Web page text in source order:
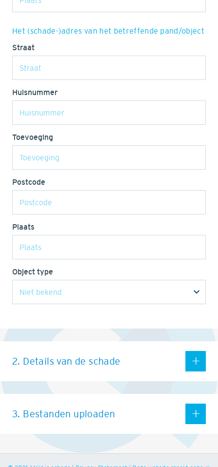
Het (schade-)adres van het betreffende pand/object
Straat
Huisnummer
Toevoeging
Postcode
Plaats
Object type
2. Details van de schade
3. Bestanden uploaden